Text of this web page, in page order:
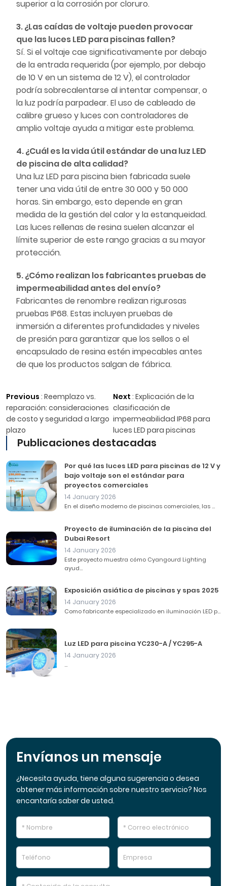
superior a la corrosión por cloruro.
3. ¿Las caídas de voltaje pueden provocar
que las luces LED para piscinas fallen?
Sí. Si el voltaje cae significativamente por debajo
de la entrada requerida (por ejemplo, por debajo
de 10 V en un sistema de 12 V), el controlador
podría sobrecalentarse al intentar compensar, o
la luz podría parpadear. El uso de cableado de
calibre grueso y luces con controladores de
amplio voltaje ayuda a mitigar este problema.
4. ¿Cuál es la vida útil estándar de una luz LED
de piscina de alta calidad?
Una luz LED para piscina bien fabricada suele
tener una vida útil de entre 30 000 y 50 000
horas. Sin embargo, esto depende en gran
medida de la gestión del calor y la estanqueidad.
Las luces rellenas de resina suelen alcanzar el
límite superior de este rango gracias a su mayor
protección.
5. ¿Cómo realizan los fabricantes pruebas de
impermeabilidad antes del envío?
Fabricantes de renombre realizan rigurosas
pruebas IP68. Estas incluyen pruebas de
inmersión a diferentes profundidades y niveles
de presión para garantizar que los sellos o el
encapsulado de resina estén impecables antes
de que los productos salgan de fábrica.
Previous : Reemplazo vs.
reparación: consideraciones
de costo y seguridad a largo
plazo
Next :Explicación de la
clasificación de
impermeabilidad IP68 para
luces LED para piscinas
Publicaciones destacadas
Por qué las luces LED para piscinas de 12 V y
bajo voltaje son el estándar para
proyectos comerciales
14 January 2026
En el diseño moderno de piscinas comerciales, las ...
Proyecto de iluminación de la piscina del
Dubai Resort
14 January 2026
Este proyecto muestra cómo Cyangourd Lighting
ayud...
Exposición asiática de piscinas y spas 2025
14 January 2026
Como fabricante especializado en iluminación LED p...
Luz LED para piscina YC230-A / YC295-A
14 January 2026
...
Envíanos un mensaje
¿Necesita ayuda, tiene alguna sugerencia o desea
obtener más información sobre nuestro servicio? Nos
encantaría saber de usted.